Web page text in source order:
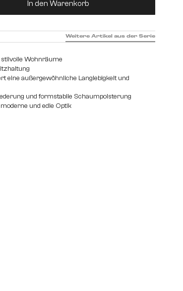
Webstoff Soft
In den Warenkorb
Wohnräume
eine außergewöhnliche Langlebigkeit und
und formstabile Schaumpolsterung
und edle Optik
Weitere Artikel aus der Serie